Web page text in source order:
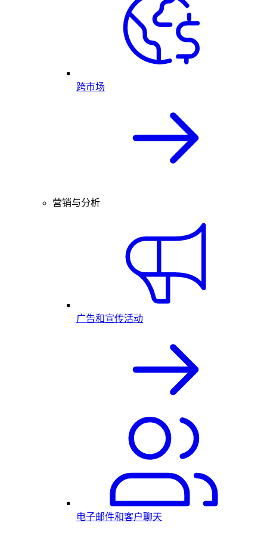
跨市场
营销与分析
广告和宣传活动
电子邮件和客户聊天